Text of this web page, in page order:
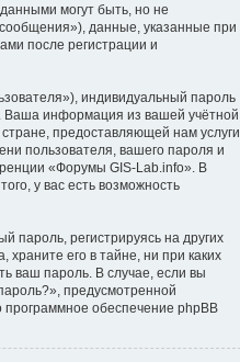
могут быть, но не
данные, указанные при
после регистрации и
индивидуальный пароль
Ваша информация из вашей учётной
предоставляющей нам услуги
пользователя, вашего пароля и
«Форумы GIS-Lab.info». В
у вас есть возможность
пароль, регистрируясь на других
его в тайне, ни при каких
ваш пароль. В случае, если вы
предусмотренной
обеспечение phpBB